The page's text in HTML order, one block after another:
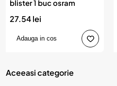
blister 1 buc osram
27.54 lei
Adauga in cos
Aceeasi categorie